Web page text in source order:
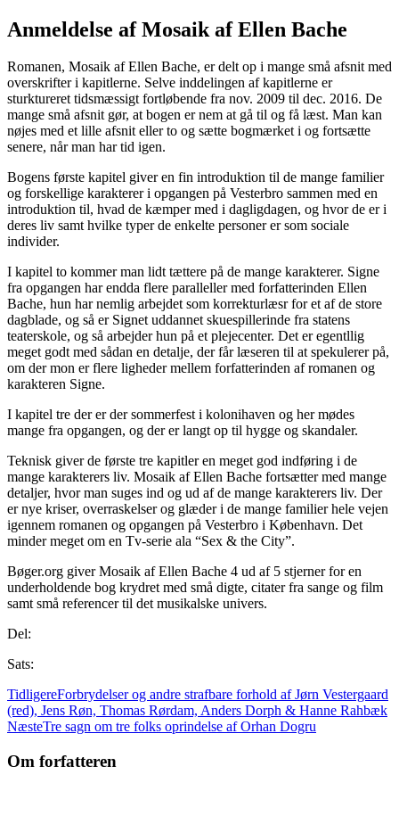
Anmeldelse af Mosaik af Ellen Bache
Romanen, Mosaik af Ellen Bache, er delt op i mange små afsnit med
overskrifter i kapitlerne. Selve inddelingen af kapitlerne er
sturktureret tidsmæssigt fortløbende fra nov. 2009 til dec. 2016. De
mange små afsnit gør, at bogen er nem at gå til og få læst. Man kan
nøjes med et lille afsnit eller to og sætte bogmærket i og fortsætte
senere, når man har tid igen.
Bogens første kapitel giver en fin introduktion til de mange familier
og forskellige karakterer i opgangen på Vesterbro sammen med en
introduktion til, hvad de kæmper med i dagligdagen, og hvor de er i
deres liv samt hvilke typer de enkelte personer er som sociale
individer.
I kapitel to kommer man lidt tættere på de mange karakterer. Signe
fra opgangen har endda flere paralleller med forfatterinden Ellen
Bache, hun har nemlig arbejdet som korrekturlæsr for et af de store
dagblade, og så er Signet uddannet skuespillerinde fra statens
teaterskole, og så arbejder hun på et plejecenter. Det er egentllig
meget godt med sådan en detalje, der får læseren til at spekulerer på,
om der mon er flere ligheder mellem forfatterinden af romanen og
karakteren Signe.
I kapitel tre der er der sommerfest i kolonihaven og her mødes
mange fra opgangen, og der er langt op til hygge og skandaler.
Teknisk giver de første tre kapitler en meget god indføring i de
mange karakterers liv. Mosaik af Ellen Bache fortsætter med mange
detaljer, hvor man suges ind og ud af de mange karakterers liv. Der
er nye kriser, overraskelser og glæder i de mange familier hele vejen
igennem romanen og opgangen på Vesterbro i København. Det
minder meget om en Tv-serie ala “Sex & the City”.
Bøger.org giver Mosaik af Ellen Bache 4 ud af 5 stjerner for en
underholdende bog krydret med små digte, citater fra sange og film
samt små referencer til det musikalske univers.
Del:
Sats:
TidligereForbrydelser og andre strafbare forhold af Jørn Vestergaard
(red), Jens Røn, Thomas Rørdam, Anders Dorph & Hanne Rahbæk
NæsteTre sagn om tre folks oprindelse af Orhan Dogru
Om forfatteren